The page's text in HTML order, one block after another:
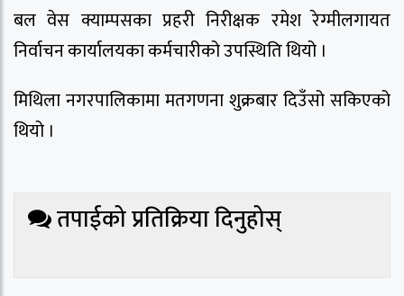
बल वेस क्याम्पसका प्रहरी निरीक्षक रमेश रेग्मीलगायत
निर्वाचन कार्यालयका कर्मचारीको उपस्थिति थियो ।
मिथिला नगरपालिकामा मतगणना शुक्रबार दिउँसो सकिएको
थियो ।
तपाईको प्रतिक्रिया दिनुहोस्